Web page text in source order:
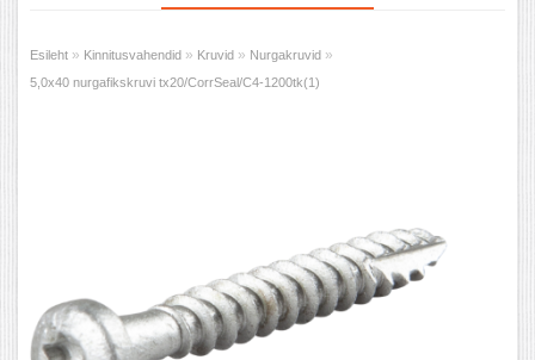
Esileht » Kinnitusvahendid » Kruvid » Nurgakruvid »
5,0x40 nurgafikskruvi tx20/CorrSeal/C4-1200tk(1)